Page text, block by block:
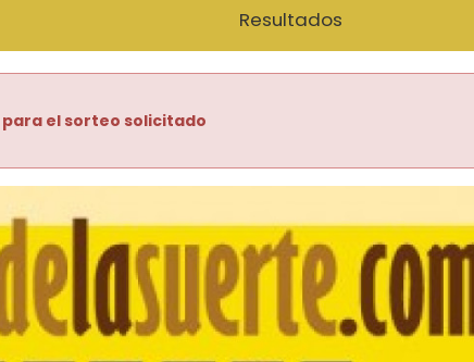
Resultados
para el sorteo solicitado